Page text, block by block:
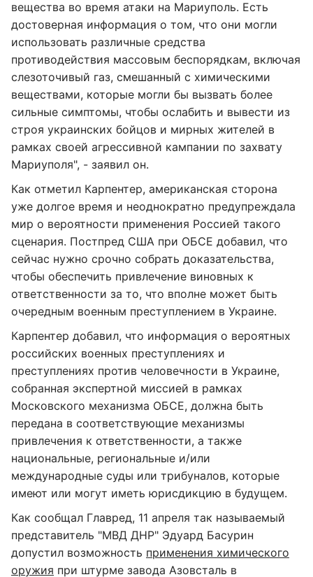
вещества во время атаки на Мариуполь. Есть
достоверная информация о том, что они могли
использовать различные средства
противодействия массовым беспорядкам, включая
слезоточивый газ, смешанный с химическими
веществами, которые могли бы вызвать более
сильные симптомы, чтобы ослабить и вывести из
строя украинских бойцов и мирных жителей в
рамках своей агрессивной кампании по захвату
Мариуполя", - заявил он.
Как отметил Карпентер, американская сторона
уже долгое время и неоднократно предупреждала
мир о вероятности применения Россией такого
сценария. Постпред США при ОБСЕ добавил, что
сейчас нужно срочно собрать доказательства,
чтобы обеспечить привлечение виновных к
ответственности за то, что вполне может быть
очередным военным преступлением в Украине.
Карпентер добавил, что информация о вероятных
российских военных преступлениях и
преступлениях против человечности в Украине,
собранная экспертной миссией в рамках
Московского механизма ОБСЕ, должна быть
передана в соответствующие механизмы
привлечения к ответственности, а также
национальные, региональные и/или
международные суды или трибуналов, которые
имеют или могут иметь юрисдикцию в будущем.
Как сообщал Главред, 11 апреля так называемый
представитель "МВД ДНР" Эдуард Басурин
допустил возможность применения химического
оружия при штурме завода Азовсталь в